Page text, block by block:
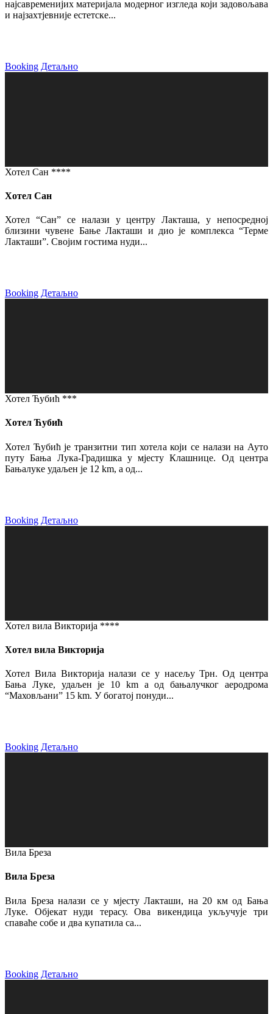
најсавременијих материјала модерног изгледа који задовољава
и најзахтјевније естетске...
Booking Детаљно
Хотел Сан ****
Хотел Сан
Хотел “Сан” се налази у центру Лакташа, у непосредној
близини чувене Бање Лакташи и дио је комплекса “Терме
Лакташи”. Својим гостима нуди...
Booking Детаљно
Хотел Ћубић ***
Хотел Ћубић
Хотел Ћубић је транзитни тип хотела који се налази на Ауто
путу Бања Лука-Градишка у мјесту Клашнице. Од центра
Бањалуке удаљен је 12 km, а од...
Booking Детаљно
Хотел вила Викторија ****
Хотел вила Викторија
Хотел Вила Викторија налази се у насељу Трн. Од центра
Бања Луке, удаљен је 10 km а од бањалучког аеродрома
“Маховљани” 15 km. У богатој понуди...
Booking Детаљно
Вила Бреза
Вила Бреза
Вила Бреза налази се у мјесту Лакташи, на 20 км од Бања
Луке. Објекат нуди терасу. Ова викендица укључује три
спаваће собе и два купатила са...
Booking Детаљно